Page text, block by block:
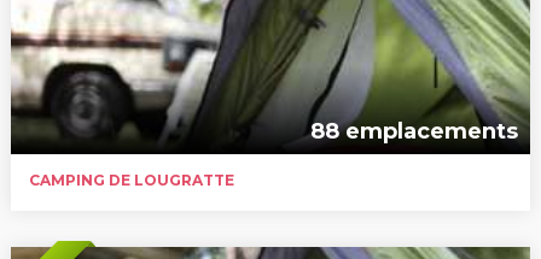
88 emplacements
CAMPING DE LOUGRATTE